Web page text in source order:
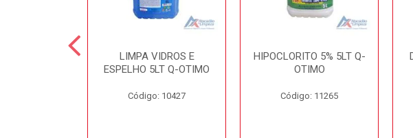
LIMPA VIDROS E
ESPELHO 5LT Q-OTIMO
Código: 10427
HIPOCLORITO 5% 5LT Q-
OTIMO
Código: 11265